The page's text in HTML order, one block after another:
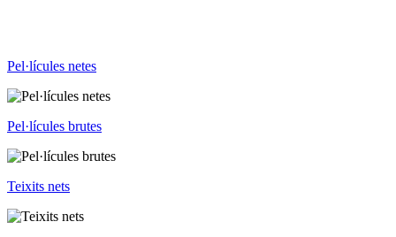
Pel·lícules netes
Pel·lícules brutes
Teixits nets